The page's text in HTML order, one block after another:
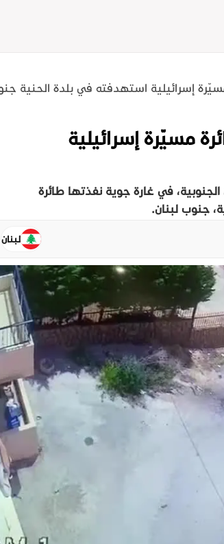
إسرائيلية استهدفته في بلدة الحنية
مسيّرة إسرائيلية
في غارة جوية نفذتها طائرة
جنوب لبنان.
لبنان